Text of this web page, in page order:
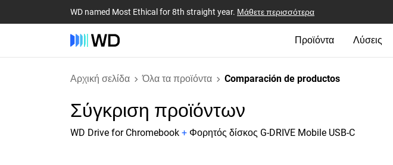
WD named Most Ethical for 8th straight year. Μάθετε περισσότερα
Προϊόντα Λύσεις
Αρχική σελίδα Όλα τα προϊόντα Comparación de productos
Σύγκριση προϊόντων
WD Drive for Chromebook + Φορητός δίσκος G-DRIVE Mobile USB-C